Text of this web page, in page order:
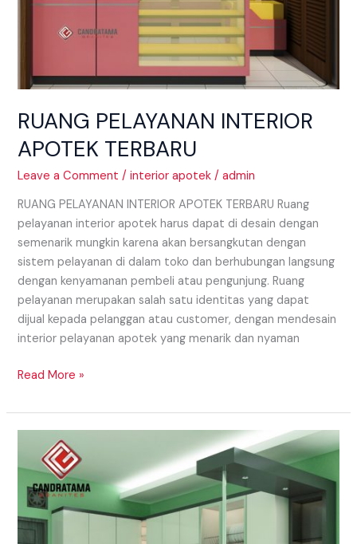
RUANG PELAYANAN INTERIOR
APOTEK TERBARU
Leave a Comment /interior apotek /admin
RUANG PELAYANAN INTERIOR APOTEK TERBARU Ruang
pelayanan interior apotek harus dapat di desain dengan
semenarik mungkin karena akan bersangkutan dengan
sistem pelayanan di dalam toko dan berhubungan langsung
dengan kenyamanan pembeli atau pengunjung. Ruang
pelayanan merupakan salah satu identitas yang dapat
dijual kepada pelanggan atau customer, dengan mendesain
interior pelayanan apotek yang menarik dan nyaman
Read More »
Kitchen
Daerah
Kediri
Yang
Multifungsi